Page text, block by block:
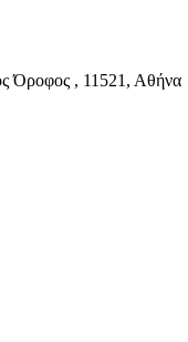
Όροφος , 11521, Αθήνα